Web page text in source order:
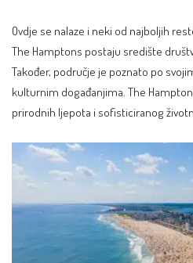
Ovdje se nalaze i neki od najboljih
The Hamptons postaju središte
Također, područje je poznato po
kulturnim događanjima. The
prirodnih ljepota i sofisticiranog